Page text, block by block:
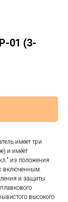
01 (3-
имеет три
и имеет
из положения
включенным.
и защиты
высокого